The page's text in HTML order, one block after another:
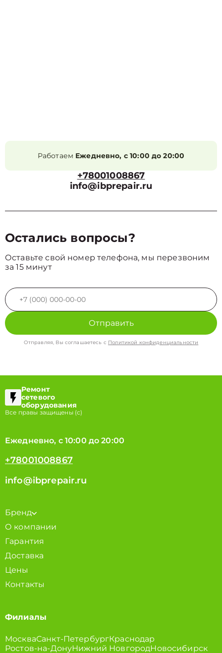
Работаем Ежедневно, с 10:00 до 20:00
+78001008867
info@ibprepair.ru
Остались вопросы?
Оставьте свой номер телефона, мы перезвоним
за 15 минут
Отправить
Отправляя, Вы соглашаетесь с Политикой конфиденциальности
Ремонт
сетевого
оборудования
Все правы защищены (с)
Ежедневно, с 10:00 до 20:00
+78001008867
info@ibprepair.ru
Бренд
О компании
Гарантия
Доставка
Цены
Контакты
Филиалы
МоскваСанкт-ПетербургКраснодар
Ростов-на-ДонуНижний НовгородНовосибирск